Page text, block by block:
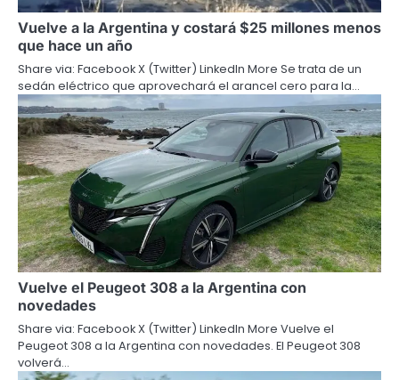
Vuelve a la Argentina y costará $25 millones menos
que hace un año
Share via: Facebook X (Twitter) LinkedIn More Se trata de un
sedán eléctrico que aprovechará el arancel cero para la…
Vuelve el Peugeot 308 a la Argentina con
novedades
Share via: Facebook X (Twitter) LinkedIn More Vuelve el
Peugeot 308 a la Argentina con novedades. El Peugeot 308
volverá…